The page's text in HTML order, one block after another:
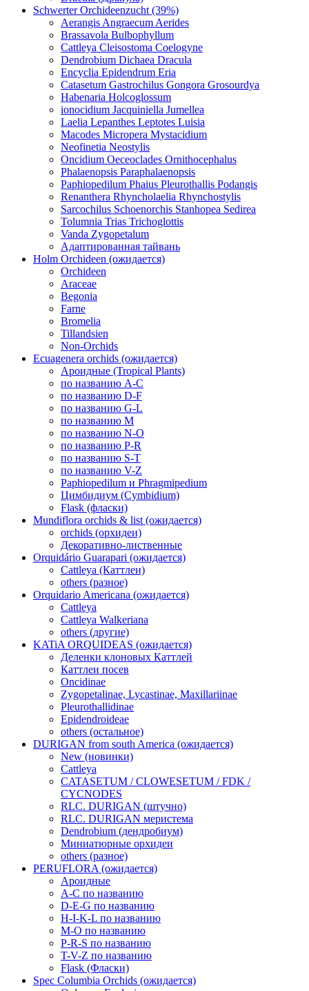
Schwerter Orchideenzucht (39%)
Aerangis Angraecum Aerides
Brassavola Bulbophyllum
Cattleya Cleisostoma Coelogyne
Dendrobium Dichaea Dracula
Encyclia Epidendrum Eria
Catasetum Gastrochilus Gongora Grosourdya
Habenaria Holcoglossum
ionocidium Jacquiniella Jumellea
Laelia Lepanthes Leptotes Luisia
Macodes Micropera Mystacidium
Neofinetia Neostylis
Oncidium Oeceoclades Ornithocephalus
Phalaenopsis Paraphalaenopsis
Paphiopedilum Phaius Pleurothallis Podangis
Renanthera Rhyncholaelia Rhynchostylis
Sarcochilus Schoenorchis Stanhopea Sedirea
Tolumnia Trias Trichoglottis
Vanda Zygopetalum
Адаптированная тайвань
Holm Orchideen (ожидается)
Orchideen
Araceae
Begonia
Farne
Bromelia
Tillandsien
Non-Orchids
Ecuagenera orchids (ожидается)
Ароидные (Tropical Plants)
по названию A-C
по названию D-F
по названию G-L
по названию M
по названию N-O
по названию P-R
по названию S-T
по названию V-Z
Paphiopedilum и Phragmipedium
Цимбидиум (Cymbidium)
Flask (фласки)
Mundiflora orchids & list (ожидается)
orchids (орхидеи)
Декоративно-лиственные
Orquidário Guarapari (ожидается)
Cattleya (Каттлеи)
others (разное)
Orquidario Americana (ожидается)
Cattleya
Cattleya Walkeriana
others (другие)
KATiA ORQUIDEAS (ожидается)
Деленки клоновых Каттлей
Каттлеи посев
Oncidinae
Zygopetalinae, Lycastinae, Maxillariinae
Pleurothallidinae
Epidendroideae
others (остальное)
DURIGAN from south America (ожидается)
New (новинки)
Cattleya
CATASETUM / CLOWESETUM / FDK /
CYCNODES
RLC. DURIGAN (штучно)
RLC. DURIGAN меристема
Dendrobium (дендробиум)
Миниатюрные орхидеи
others (разное)
PERUFLORA (ожидается)
Ароидные
A-C по названию
D-E-G по названию
H-I-K-L по названию
M-O по названию
P-R-S по названию
T-V-Z по названию
Flask (Фласки)
Spec Columbia Orchids (ожидается)